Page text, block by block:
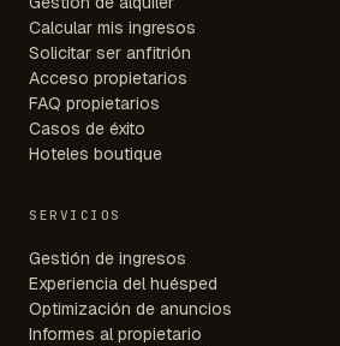
Calcular mis ingresos
Solicitar ser anfitrión
Acceso propietarios
FAQ propietarios
Casos de éxito
Hoteles boutique
SERVICIOS
Gestión de ingresos
Experiencia del huésped
Optimización de anuncios
Informes al propietario